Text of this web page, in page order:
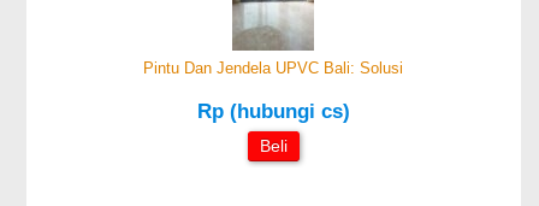
Pintu Dan Jendela UPVC Bali: Solusi
Rp (hubungi cs)
Beli